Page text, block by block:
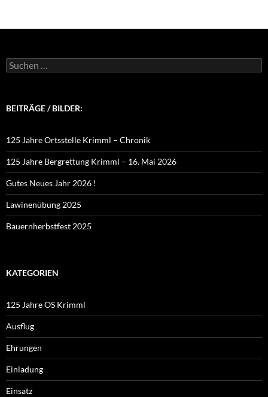
Suchen
nach:
BEITRÄGE / BILDER:
125 Jahre Ortsstelle Krimml – Chronik
125 Jahre Bergrettung Krimml – 16. Mai 2026
Gutes Neues Jahr 2026 !
Lawinenübung 2025
Bauernherbstfest 2025
KATEGORIEN
125 Jahre OS Krimml
Ausflug
Ehrungen
Einladung
Einsatz